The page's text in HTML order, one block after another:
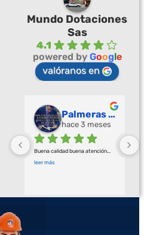
Mundo Dotaciones
Sas
4.1
powered by Google
valóranos en
Palmeras Doradas
hace 3 meses
Buena calidad buena atención
leer más